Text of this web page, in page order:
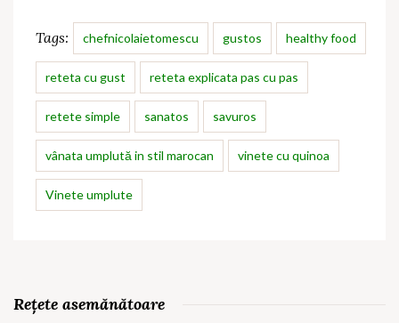
Tags: chefnicolaietomescu gustos healthy food
reteta cu gust reteta explicata pas cu pas
retete simple sanatos savuros
vânata umplută in stil marocan vinete cu quinoa
Vinete umplute
Rețete asemănătoare